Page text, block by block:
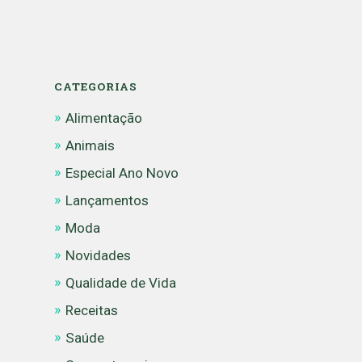
CATEGORIAS
Alimentação
Animais
Especial Ano Novo
Lançamentos
Moda
Novidades
Qualidade de Vida
Receitas
Saúde